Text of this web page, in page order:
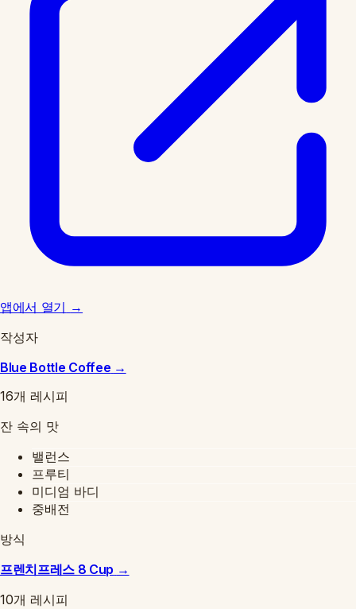
앱에서 열기 →
작성자
Blue Bottle Coffee →
16개 레시피
잔 속의 맛
밸런스
프루티
미디엄 바디
중배전
방식
프렌치프레스 8 Cup →
10개 레시피